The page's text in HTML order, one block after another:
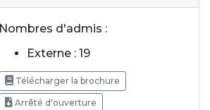
Nombres d'admis :
Externe : 19
Télécharger la brochure
Arrêté d'ouverture